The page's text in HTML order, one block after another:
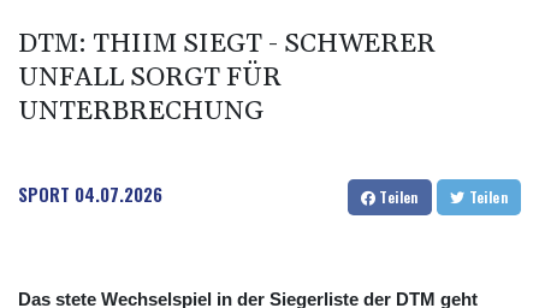
Vorgaben des Bundes geknüpft
FIFA stärkt Infantino - und holt zum Rundumschlag aus
DTM: THIIM SIEGT - SCHWERER
UNFALL SORGT FÜR
UNTERBRECHUNG
SPORT 04.07.2026 Teilen Teilen
Das stete Wechselspiel in der Siegerliste der DTM geht